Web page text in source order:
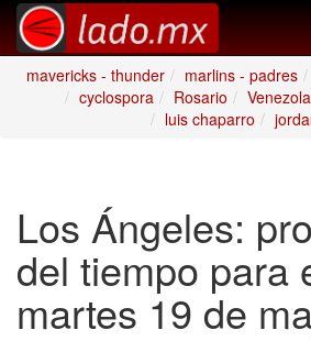
mavericks - thunder
marlins - padres
cyclospora
Rosario
luis chaparro
Los Ángeles:
del tiempo para
martes 19 de